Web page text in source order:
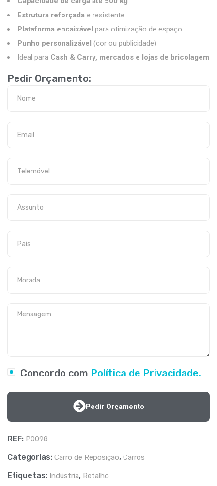
Estrutura reforçada e resistente
Plataforma encaixável para otimização de espaço
Punho personalizável (cor ou publicidade)
Ideal para Cash & Carry, mercados e lojas de bricolagem
Pedir Orçamento:
Concordo com Política de Privacidade.
Pedir Orçamento
REF: P0098
Categorias: Carro de Reposição, Carros
Etiquetas: Indústria, Retalho